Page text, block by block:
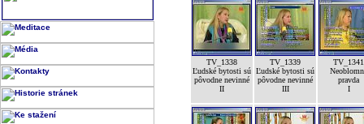
TV_1338
Ľudské bytosti sú
pôvodne nevinné
II
TV_1339
Ľudské bytosti sú
pôvodne nevinné
III
TV_1341
pravda
I